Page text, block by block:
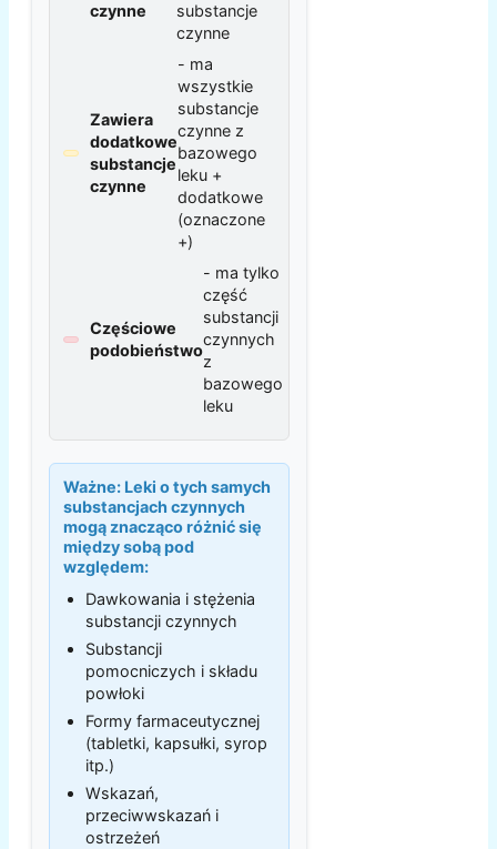
czynne
substancje
czynne
Zawiera
dodatkowe
substancje
czynne
- ma
wszystkie
substancje
czynne z
bazowego
leku +
dodatkowe
(oznaczone
+)
Częściowe
podobieństwo
- ma tylko
część
substancji
czynnych
z
bazowego
leku
Ważne: Leki o tych samych
substancjach czynnych
mogą znacząco różnić się
między sobą pod
względem:
Dawkowania i stężenia
substancji czynnych
Substancji
pomocniczych i składu
powłoki
Formy farmaceutycznej
(tabletki, kapsułki, syrop
itp.)
Wskazań,
przeciwwskazań i
ostrzeżeń